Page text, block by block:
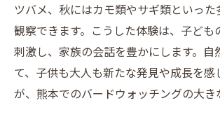
ツバメ、秋にはカモ類やサギ類といっ
観察できます。こうした体験は、子ども
刺激し、家族の会話を豊かにします。自
て、子供も大人も新たな発見や成長を感
が、熊本でのバードウォッチングの大き